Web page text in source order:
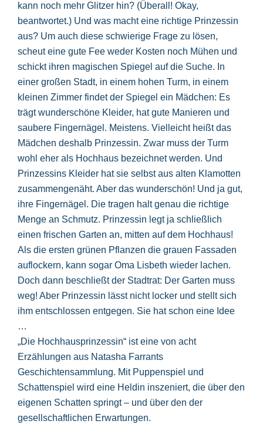
kann noch mehr Glitzer hin? (Überall! Okay,
beantwortet.) Und was macht eine richtige Prinzessin
aus? Um auch diese schwierige Frage zu lösen,
scheut eine gute Fee weder Kosten noch Mühen und
schickt ihren magischen Spiegel auf die Suche. In
einer großen Stadt, in einem hohen Turm, in einem
kleinen Zimmer findet der Spiegel ein Mädchen: Es
trägt wunderschöne Kleider, hat gute Manieren und
saubere Fingernägel. Meistens. Vielleicht heißt das
Mädchen deshalb Prinzessin. Zwar muss der Turm
wohl eher als Hochhaus bezeichnet werden. Und
Prinzessins Kleider hat sie selbst aus alten Klamotten
zusammengenäht. Aber das wunderschön! Und ja gut,
ihre Fingernägel. Die tragen halt genau die richtige
Menge an Schmutz. Prinzessin legt ja schließlich
einen frischen Garten an, mitten auf dem Hochhaus!
Als die ersten grünen Pflanzen die grauen Fassaden
auflockern, kann sogar Oma Lisbeth wieder lachen.
Doch dann beschließt der Stadtrat: Der Garten muss
weg! Aber Prinzessin lässt nicht locker und stellt sich
ihm entschlossen entgegen. Sie hat schon eine Idee
…
„Die Hochhausprinzessin“ ist eine von acht
Erzählungen aus Natasha Farrants
Geschichtensammlung. Mit Puppenspiel und
Schattenspiel wird eine Heldin inszeniert, die über den
eigenen Schatten springt – und über den der
gesellschaftlichen Erwartungen.